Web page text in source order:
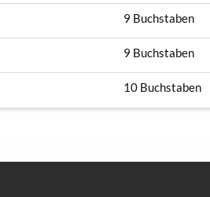
9 Buchstaben
9 Buchstaben
10 Buchstaben